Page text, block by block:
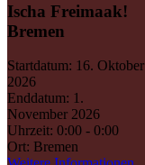
Ischa Freimaak!
Bremen
Startdatum: 16. Oktober
2026
Enddatum: 1.
November 2026
Uhrzeit: 0:00 - 0:00
Ort: Bremen